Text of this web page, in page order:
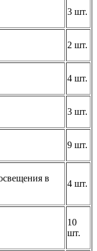
3 шт.
2 шт.
4 шт.
3 шт.
9 шт.
в
4 шт.
10
шт.